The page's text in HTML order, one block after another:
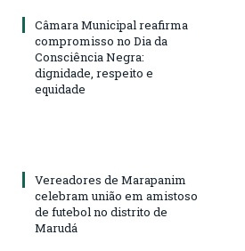
Câmara Municipal reafirma
compromisso no Dia da
Consciência Negra:
dignidade, respeito e
equidade
Vereadores de Marapanim
celebram união em amistoso
de futebol no distrito de
Marudá